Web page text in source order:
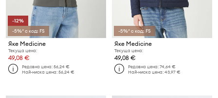
-12%
-5%* с код: FS
Яке Medicine
Текуща цена:
49,08 €
Редовна цена:56,24 €
Най-ниска цена:56,24 €
-5%* с код: FS
Яке Medicine
Текуща цена:
49,08 €
Редовна цена:74,64 €
Най-ниска цена:43,97 €